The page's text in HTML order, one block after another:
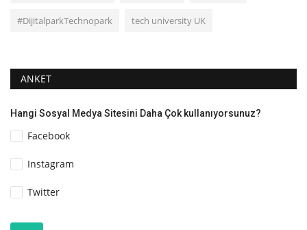
#DijitalparkTechnopark tech university UK
ANKET
Hangi Sosyal Medya Sitesini Daha Çok kullanıyorsunuz?
Facebook
Instagram
Twitter